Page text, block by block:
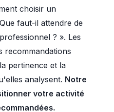
choisir un
faut-il attendre de
? ». Les
recommandations
pertinence et la
analysent. Notre
votre activité